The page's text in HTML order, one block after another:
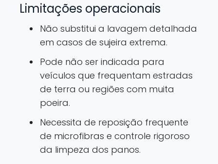
Limitações operacionais
Não substitui a lavagem detalhada
em casos de sujeira extrema.
Pode não ser indicada para
veículos que frequentam estradas
de terra ou regiões com muita
poeira.
Necessita de reposição frequente
de microfibras e controle rigoroso
da limpeza dos panos.